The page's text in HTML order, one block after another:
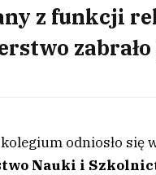
z funkcji
zabrało
odniosło się
Nauki i